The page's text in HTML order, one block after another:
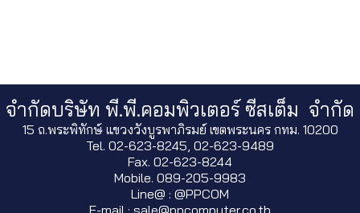
จำกัดบริษัท พี.พี.คอมพิวเตอร์ ซีสเต็ม จำกัด
15 ถ.พระพิทักษ์ แขวงวังบูรพาภิรมย์ เขตพระนคร กทม. 10200
Tel. 02-623-8245, 02-623-9489
Fax. 02-623-8244
Mobile. 089-205-9983
Line@ : @PPCOM
E-mail : sale@ppcomputer.co.th